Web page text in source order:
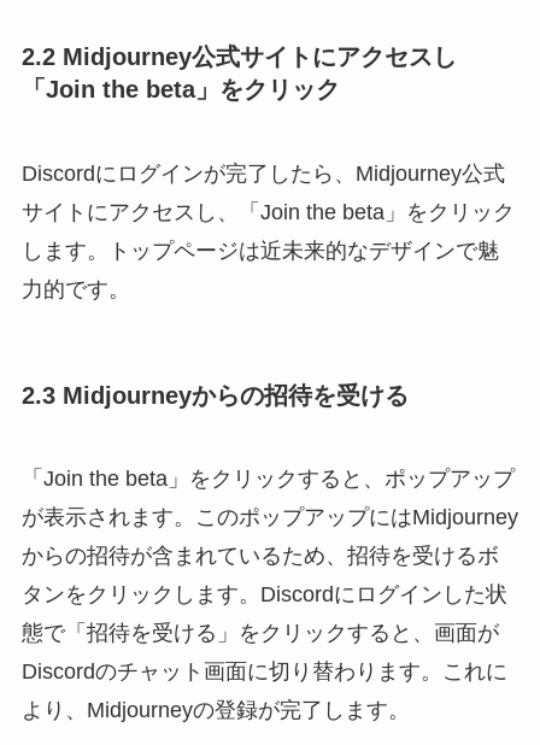
2.2 Midjourney公式サイトにアクセスし
「Join the beta」をクリック
Discordにログインが完了したら、Midjourney公式
サイトにアクセスし、「Join the beta」をクリック
します。トップページは近未来的なデザインで魅
力的です。
2.3 Midjourneyからの招待を受ける
「Join the beta」をクリックすると、ポップアップ
が表示されます。このポップアップにはMidjourney
からの招待が含まれているため、招待を受けるボ
タンをクリックします。Discordにログインした状
態で「招待を受ける」をクリックすると、画面が
Discordのチャット画面に切り替わります。これに
より、Midjourneyの登録が完了します。